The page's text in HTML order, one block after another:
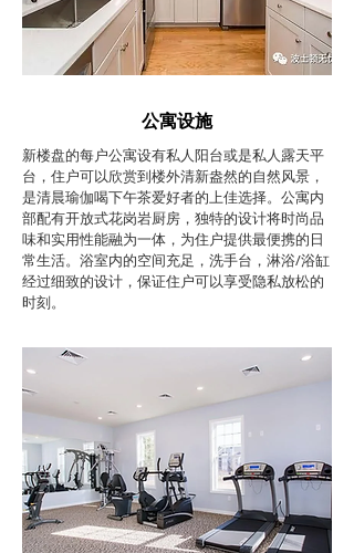
公寓设施
新楼盘的每户公寓设有私人阳台或是私人露天平
台，住户可以欣赏到楼外清新盎然的自然风景，
是清晨瑜伽喝下午茶爱好者的上佳选择。公寓内
部配有开放式花岗岩厨房，独特的设计将时尚品
味和实用性能融为一体，为住户提供最便携的日
常生活。浴室内的空间充足，洗手台，淋浴/浴缸
经过细致的设计，保证住户可以享受隐私放松的
时刻。